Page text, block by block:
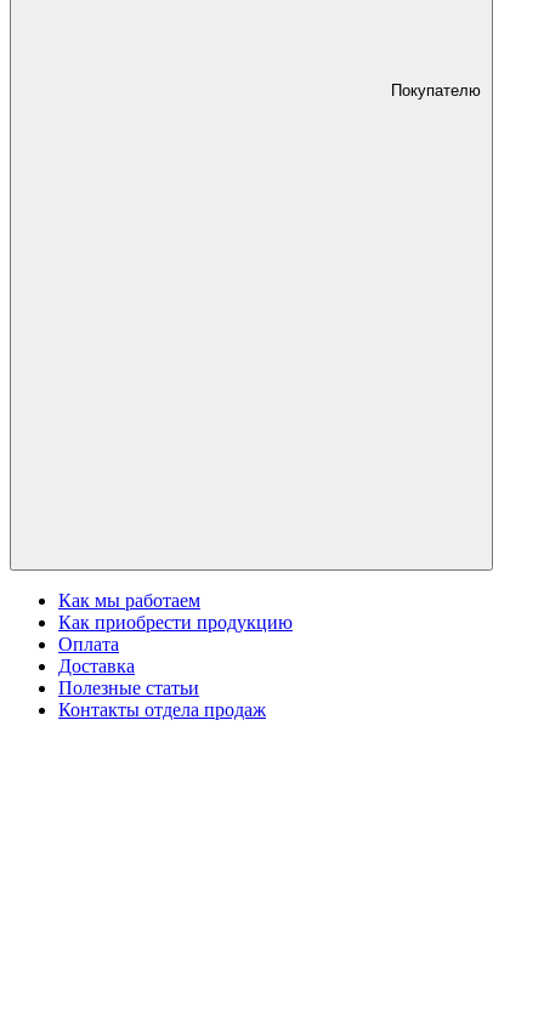
Покупателю
Как мы работаем
Как приобрести продукцию
Оплата
Доставка
Полезные статьи
Контакты отдела продаж